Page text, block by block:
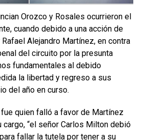
Orozco y Rosales ocurrieron el
cuando debido a una acción de
Alejandro Martínez, en contra
del circuito por la presunta
fundamentales al debido
la libertad y regreso a sus
del año en curso.
quien falló a favor de Martínez
cargo, “el señor Carlos Milton debió
fallar la tutela por tener a su